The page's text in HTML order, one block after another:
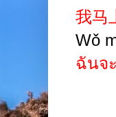
我马
Wǒ
ฉันจ